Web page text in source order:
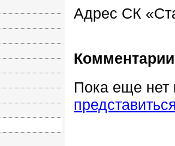
Адрес СК
Комментарии
Пока еще нет